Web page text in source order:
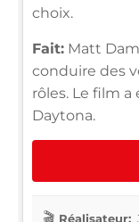
choix.
Fait: Matt
conduire des
rôles. Le film
Daytona.
Réalisateur: